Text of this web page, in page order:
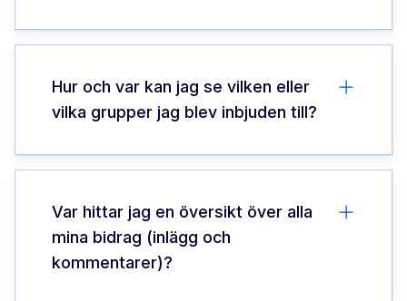
Hur och var kan jag se vilken eller
vilka grupper jag blev inbjuden till?
Var hittar jag en översikt över alla
mina bidrag (inlägg och
kommentarer)?